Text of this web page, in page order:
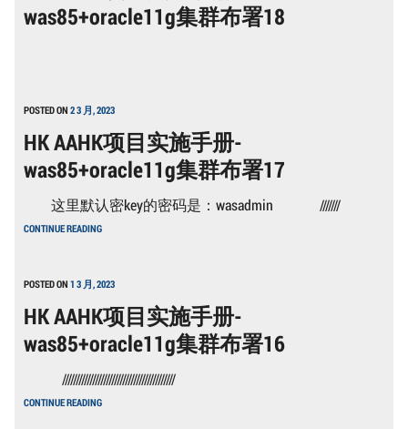
WAS85+ORACLE11G
集
was85+oracle11g集群布署18
POSTED ON 2 3 月, 2023
HK AAHK项目实施手册-
was85+oracle11g集群布署17
这里默认密key的密码是：wasadmin ///////
CONTINUE READING
AAHK
实
手
册-
WAS85+ORACLE11G
集
布
署
17
POSTED ON 1 3 月, 2023
HK AAHK项目实施手册-
was85+oracle11g集群布署16
/////////////////////////////////////////
CONTINUE READINGHK
AAHK